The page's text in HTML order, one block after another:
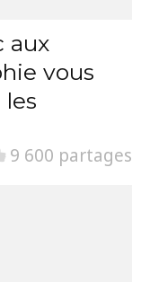
aux
vous
9 600 partages